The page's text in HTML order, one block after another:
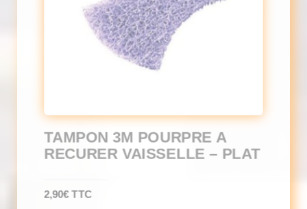
TAMPON 3M POURPRE A
RECURER VAISSELLE – PLAT
2,90€ TTC